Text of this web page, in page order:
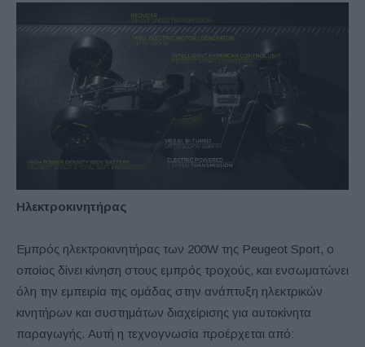
Ηλεκτροκινητήρας
Εμπρός ηλεκτροκινητήρας των 200W της Peugeot Sport, ο
οποίος δίνει κίνηση στους εμπρός τροχούς, και ενσωματώνει
όλη την εμπειρία της ομάδας στην ανάπτυξη ηλεκτρικών
κινητήρων και συστημάτων διαχείρισης για αυτοκίνητα
παραγωγής. Αυτή η τεχνογνωσία προέρχεται από: